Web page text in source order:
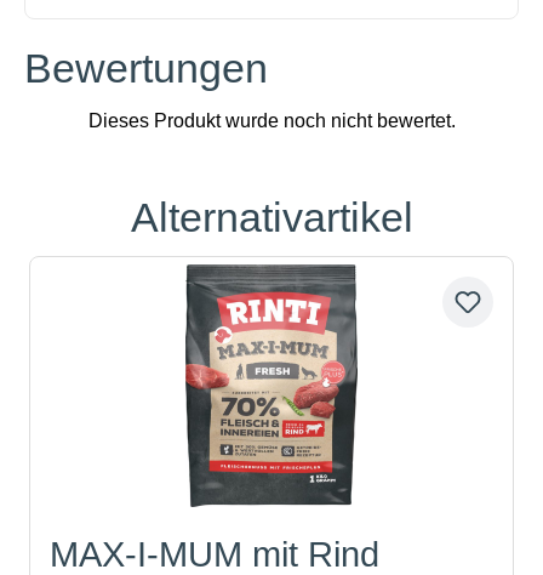
Bewertungen
Produktgalerie überspringen
Alternativartikel
MAX-I-MUM mit Rind